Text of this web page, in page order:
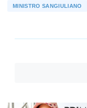
MINISTRO SANGIULIANO